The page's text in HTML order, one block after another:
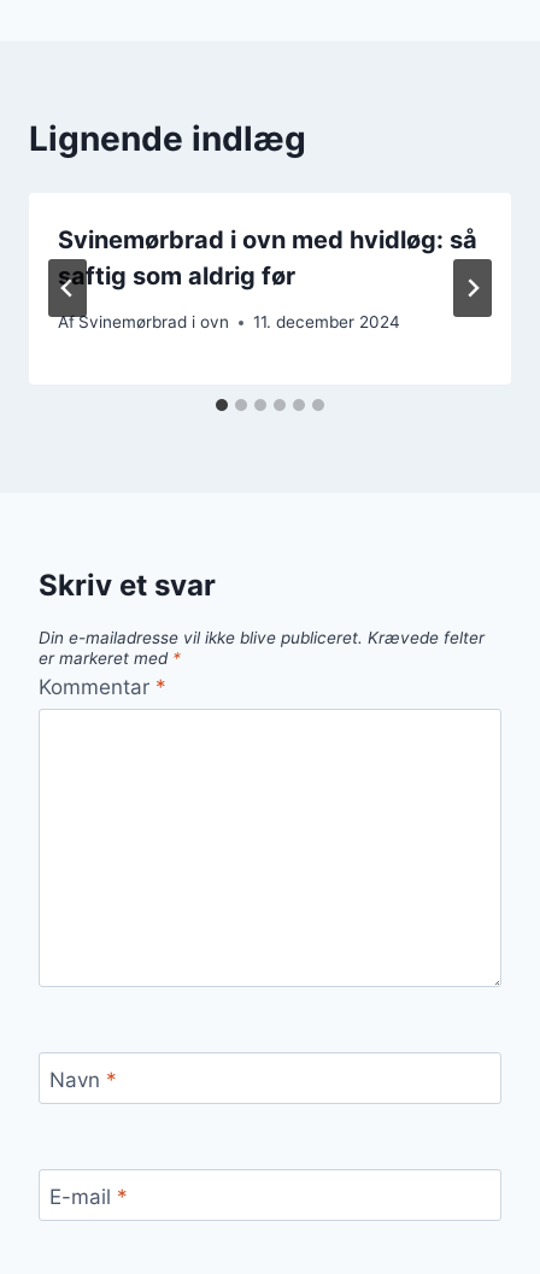
Lignende indlæg
Svinemørbrad i ovn med hvidløg: så
saftig som aldrig før
AfSvinemørbrad i ovn 11. december 2024
Skriv et svar
Din e-mailadresse vil ikke blive publiceret. Krævede felter
er markeret med *
Kommentar *
Navn *
E-mail *